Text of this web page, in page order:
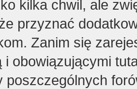
kilka chwil, ale
przyznać
Zanim się
i obowiązującymi
poszczególnych